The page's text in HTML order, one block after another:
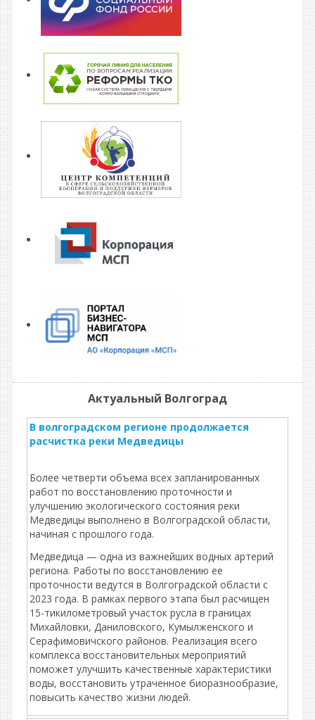
Актуальный Волгоград
В волгоградском регионе продолжается
расчистка реки Медведицы
Более четверти объема всех запланированных
работ по восстановлению проточности и
улучшению экологического состояния реки
Медведицы выполнено в Волгоградской области,
начиная с прошлого года.
Медведица — одна из важнейших водных артерий
региона. Работы по восстановлению ее
проточности ведутся в Волгоградской области с
2023 года. В рамках первого этапа был расчищен
15-тикилометровый участок русла в границах
Михайловки, Даниловского, Кумылженского и
Серафимовичского районов. Реализация всего
комплекса восстановительных мероприятий
поможет улучшить качественные характеристики
воды, восстановить утраченное биоразнообразие,
повысить качество жизни людей.